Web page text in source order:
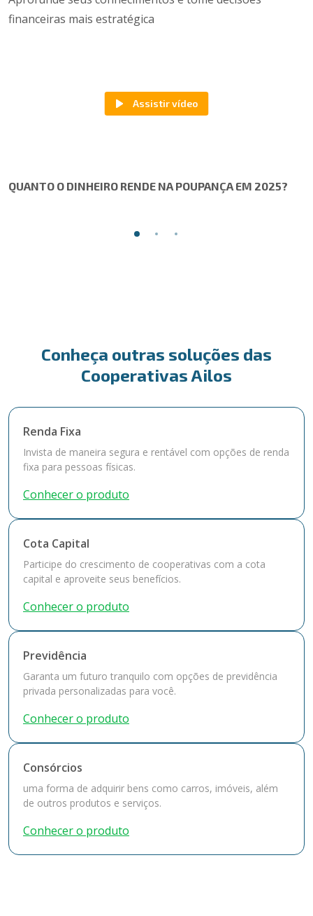
financeiras mais estratégica
QUANTO O DINHEIRO RENDE NA POUPANÇA EM 2025?
Conheça outras soluções das
Cooperativas Ailos
Renda Fixa
Invista de maneira segura e rentável com opções de renda
fixa para pessoas físicas.
Conhecer o produto
Cota Capital
Participe do crescimento de cooperativas com a cota
capital e aproveite seus benefícios.
Conhecer o produto
Previdência
Garanta um futuro tranquilo com opções de previdência
privada personalizadas para você.
Conhecer o produto
Consórcios
uma forma de adquirir bens como carros, imóveis, além
de outros produtos e serviços.
Conhecer o produto